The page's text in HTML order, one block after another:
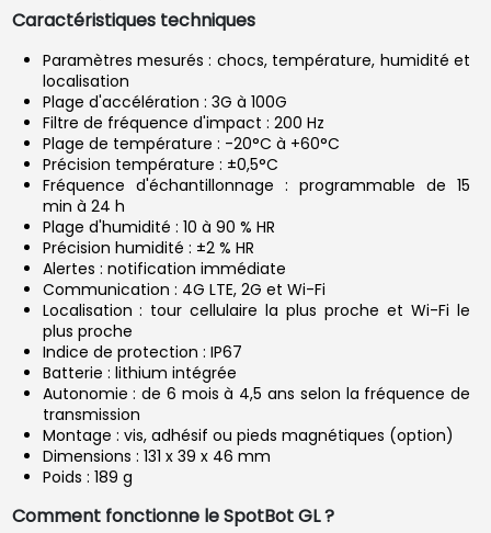
Caractéristiques techniques
Paramètres mesurés : chocs, température, humidité et
localisation
Plage d'accélération : 3G à 100G
Filtre de fréquence d'impact : 200 Hz
Plage de température : -20°C à +60°C
Précision température : ±0,5°C
Fréquence d'échantillonnage : programmable de 15
min à 24 h
Plage d'humidité : 10 à 90 % HR
Précision humidité : ±2 % HR
Alertes : notification immédiate
Communication : 4G LTE, 2G et Wi-Fi
Localisation : tour cellulaire la plus proche et Wi-Fi le
plus proche
Indice de protection : IP67
Batterie : lithium intégrée
Autonomie : de 6 mois à 4,5 ans selon la fréquence de
transmission
Montage : vis, adhésif ou pieds magnétiques (option)
Dimensions : 131 x 39 x 46 mm
Poids : 189 g
Comment fonctionne le SpotBot GL ?